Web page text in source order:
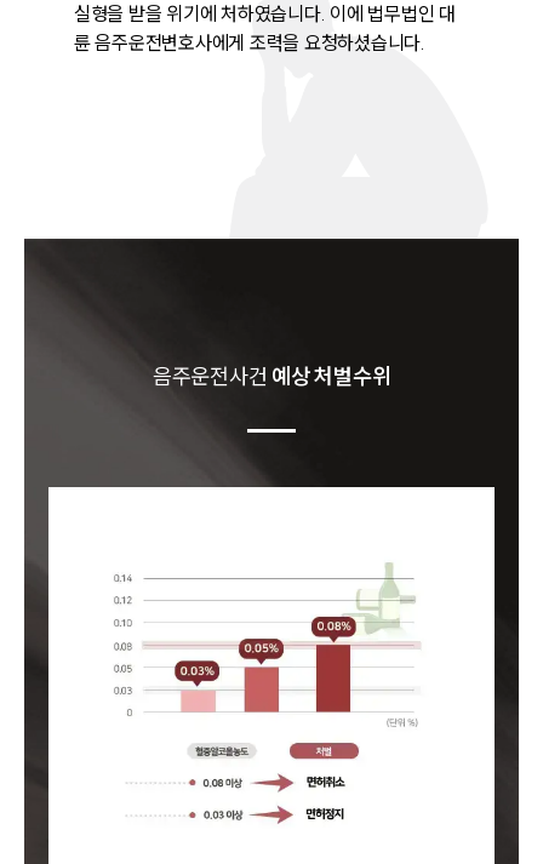
실형을 받을 위기에 처하였습니다. 이에 법무법인 대
륜 음주운전변호사에게 조력을 요청하셨습니다.
음주운전사건 예상 처벌수위